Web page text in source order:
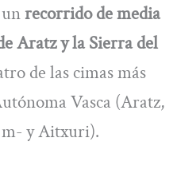
recorrido de media
Aratz y la Sierra del
de las cimas más
Vasca (Aratz,
y Aitxuri).